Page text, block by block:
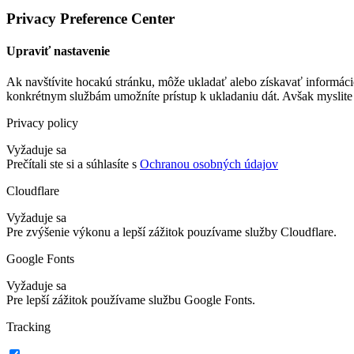
Privacy Preference Center
Upraviť nastavenie
Ak navštívite hocakú stránku, môže ukladať alebo získavať
konkrétnym službám umožníte prístup k ukladaniu dát. Avšak
Privacy policy
Vyžaduje sa
Prečítali ste si a súhlasíte s Ochranou osobných údajov
Cloudflare
Vyžaduje sa
Pre zvýšenie výkonu a lepší zážitok pouzívame služby Cloudflare.
Google Fonts
Vyžaduje sa
Pre lepší zážitok používame službu Google Fonts.
Tracking